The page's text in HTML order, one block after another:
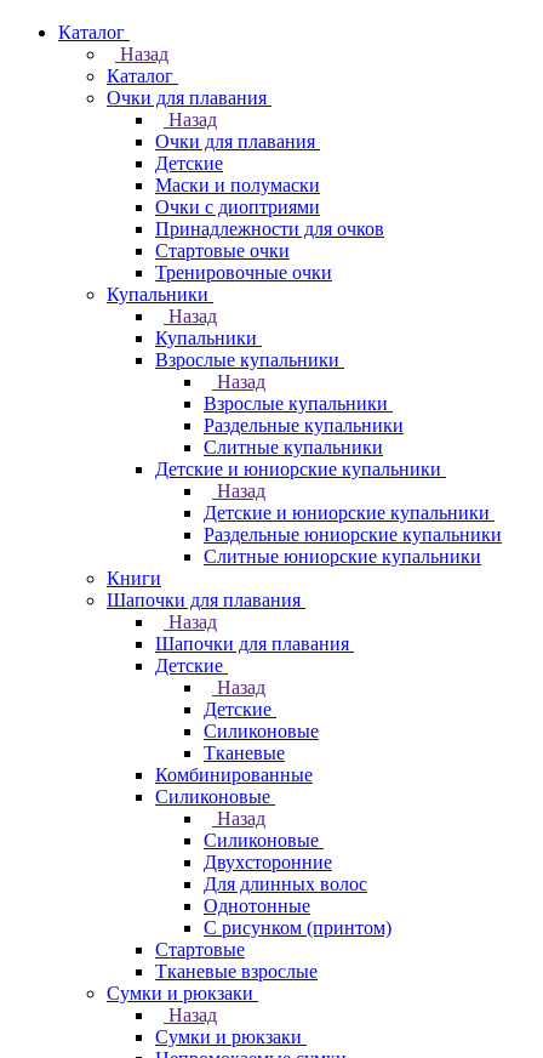
Каталог
Назад
Каталог
Очки для плавания
Назад
Очки для плавания
Детские
Маски и полумаски
Очки с диоптриями
Принадлежности для очков
Стартовые очки
Тренировочные очки
Купальники
Назад
Купальники
Взрослые купальники
Назад
Взрослые купальники
Раздельные купальники
Слитные купальники
Детские и юниорские купальники
Назад
Детские и юниорские купальники
Раздельные юниорские купальники
Слитные юниорские купальники
Книги
Шапочки для плавания
Назад
Шапочки для плавания
Детские
Назад
Детские
Силиконовые
Тканевые
Комбинированные
Силиконовые
Назад
Силиконовые
Двухсторонние
Для длинных волос
Однотонные
С рисунком (принтом)
Стартовые
Тканевые взрослые
Сумки и рюкзаки
Назад
Сумки и рюкзаки